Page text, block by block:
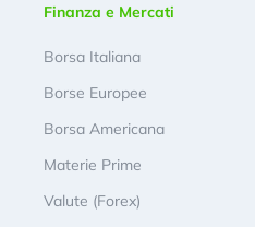
Finanza e Mercati
Borsa Italiana
Borse Europee
Borsa Americana
Materie Prime
Valute (Forex)